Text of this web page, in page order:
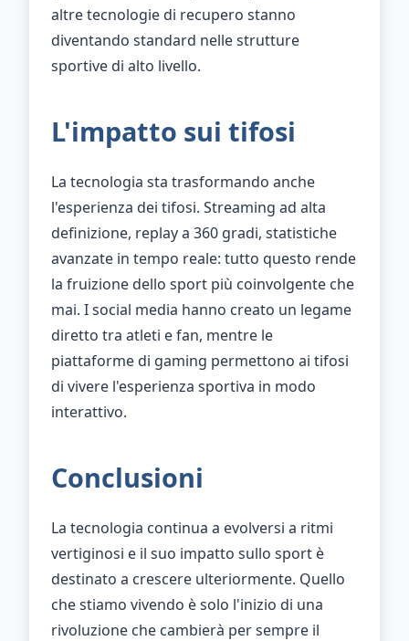
altre tecnologie di recupero stanno
diventando standard nelle strutture
sportive di alto livello.
L'impatto sui tifosi
La tecnologia sta trasformando anche
l'esperienza dei tifosi. Streaming ad alta
definizione, replay a 360 gradi, statistiche
avanzate in tempo reale: tutto questo rende
la fruizione dello sport più coinvolgente che
mai. I social media hanno creato un legame
diretto tra atleti e fan, mentre le
piattaforme di gaming permettono ai tifosi
di vivere l'esperienza sportiva in modo
interattivo.
Conclusioni
La tecnologia continua a evolversi a ritmi
vertiginosi e il suo impatto sullo sport è
destinato a crescere ulteriormente. Quello
che stiamo vivendo è solo l'inizio di una
rivoluzione che cambierà per sempre il